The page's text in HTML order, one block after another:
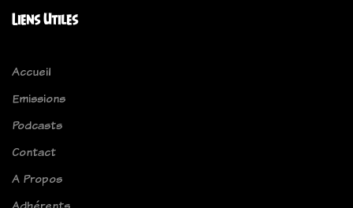
Liens Utiles
Accueil
Emissions
Podcasts
Contact
A Propos